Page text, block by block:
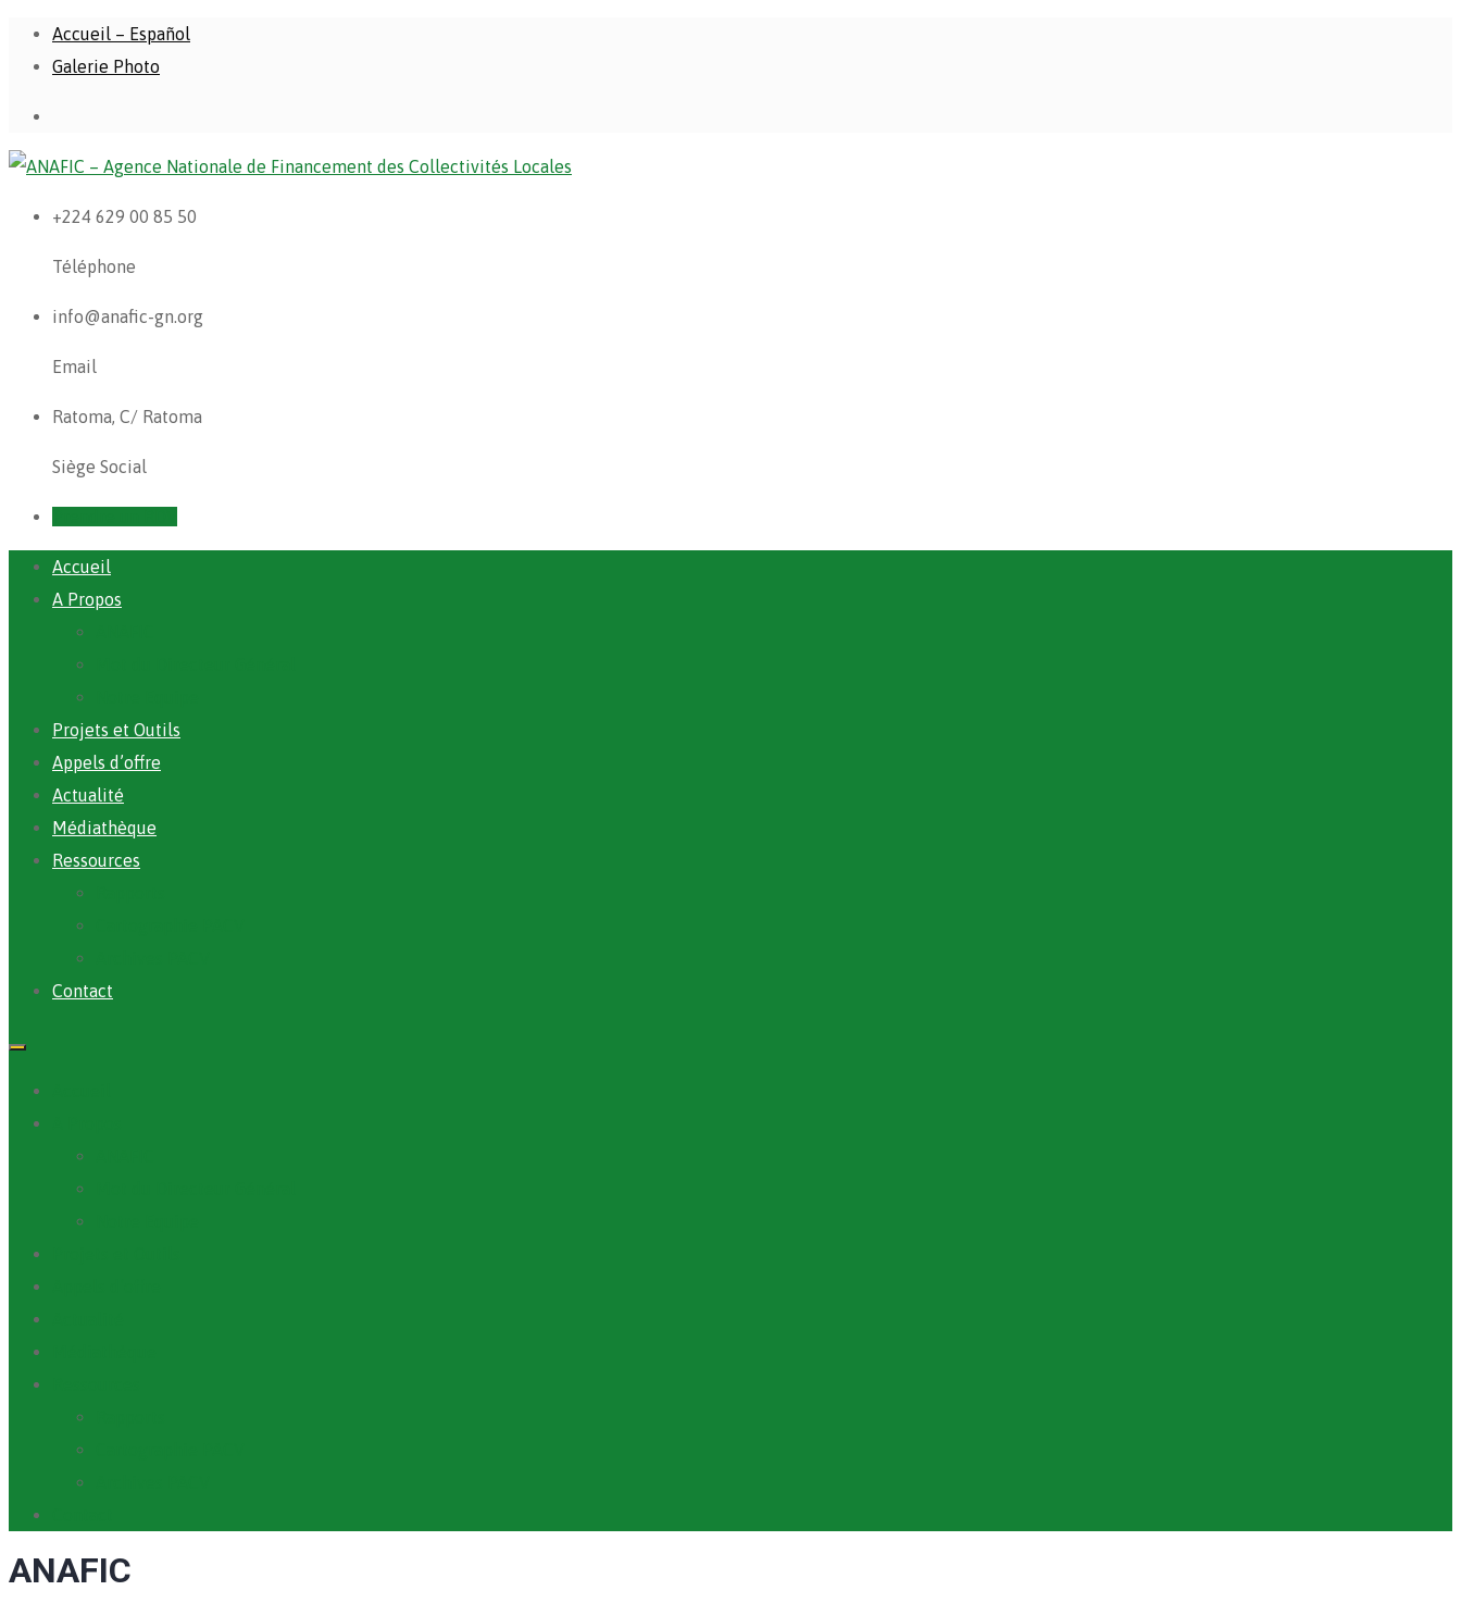
Accueil – Español
Galerie Photo
+224 629 00 85 50
Téléphone
info@anafic-gn.org
Email
Ratoma, C/ Ratoma
Siège Social
Accueil
A Propos
Projets et Outils
Appels d’offre
Actualité
Médiathèque
Ressources
Contact
ANAFIC